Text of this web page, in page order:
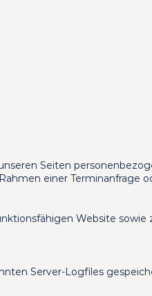
Seiten
einer Terminanfrage
Website sowie
Server-Logfiles